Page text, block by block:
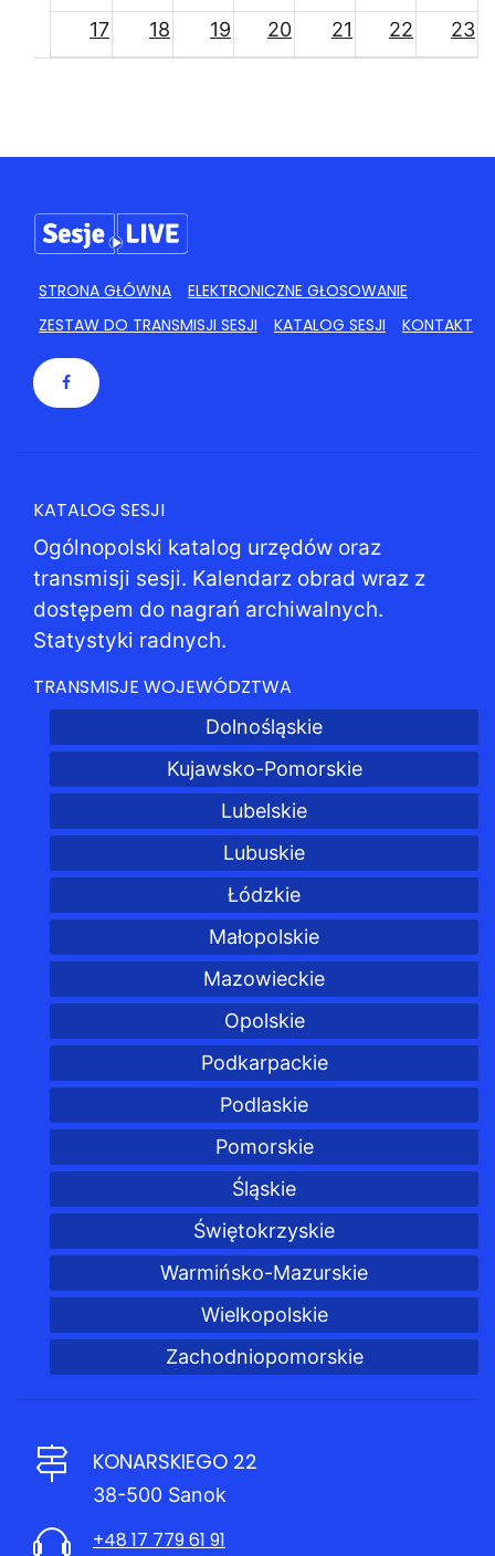
17 18 19 20 21 22 23
STRONA GŁÓWNA
ELEKTRONICZNE GŁOSOWANIE
ZESTAW DO TRANSMISJI SESJI
KATALOG SESJI KONTAKT
KATALOG SESJI
Ogólnopolski katalog urzędów oraz
transmisji sesji. Kalendarz obrad wraz z
dostępem do nagrań archiwalnych.
Statystyki radnych.
TRANSMISJE WOJEWÓDZTWA
Dolnośląskie
Kujawsko-Pomorskie
Lubelskie
Lubuskie
Łódzkie
Małopolskie
Mazowieckie
Opolskie
Podkarpackie
Podlaskie
Pomorskie
Śląskie
Świętokrzyskie
Warmińsko-Mazurskie
Wielkopolskie
Zachodniopomorskie
KONARSKIEGO 22
38-500 Sanok
+48 17 779 61 91